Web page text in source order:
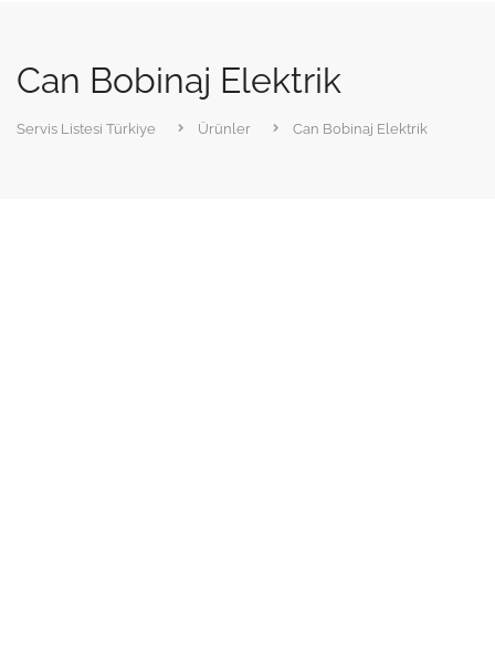
Can Bobinaj Elektrik
Servis Listesi Türkiye Ürünler Can Bobinaj Elektrik